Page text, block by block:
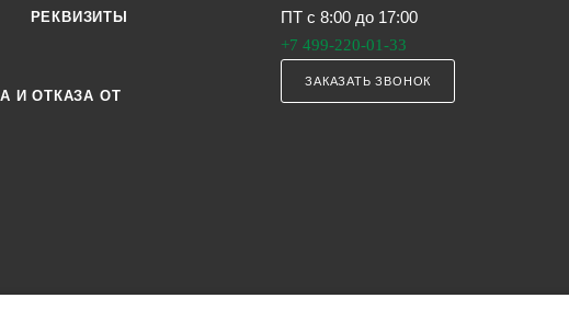
РЕКВИЗИТЫ
И ОТКАЗА ОТ
ПТ с 8:00 до 17:00
+7 499-220-01-33
ЗАКАЗАТЬ ЗВОНОК